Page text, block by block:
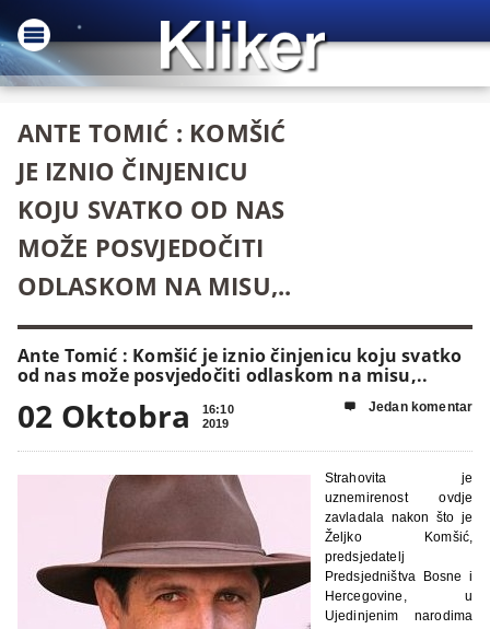
ANTE TOMIĆ : KOMŠIĆ
JE IZNIO ČINJENICU
KOJU SVATKO OD NAS
MOŽE POSVJEDOČITI
ODLASKOM NA MISU,..
Ante Tomić : Komšić je iznio činjenicu koju svatko
od nas može posvjedočiti odlaskom na misu,..
02 Oktobra
16:10
2019
 Jedan komentar
Strahovita je
uznemirenost ovdje
zavladala nakon što je
Željko Komšić,
predsjedatelj
Predsjedništva Bosne i
Hercegovine, u
Ujedinjenim narodima